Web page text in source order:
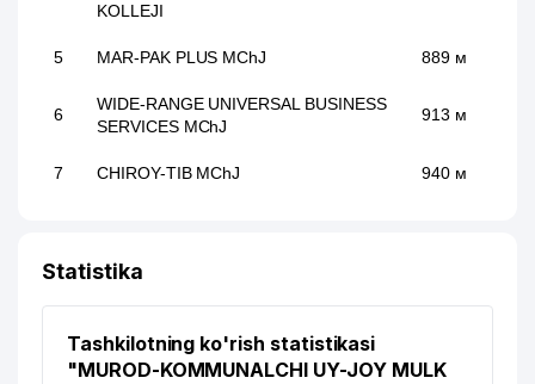
KOLLEJI
5 MAR-PAK PLUS MChJ 889 м
6
WIDE-RANGE UNIVERSAL BUSINESS
SERVICES MChJ
913 м
7 CHIROY-TIB MChJ 940 м
Statistika
Tashkilotning ko'rish statistikasi
"MUROD-KOMMUNALCHI UY-JOY MULK